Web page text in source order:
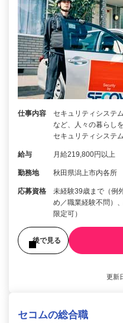
仕事内容
セキュリティシステ
など、人々の暮らし
セキュリティシステ
給与 月給219,800円以上
勤務地 秋田県潟上市内各所
応募資格
未経験39歳まで（例
め／職業経験不問）
限定可）
後で見る
更新
セコムの総合職